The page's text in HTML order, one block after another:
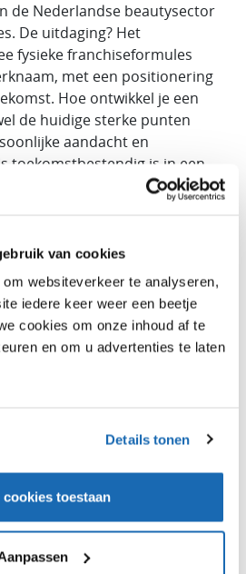
van cookies
websiteverkeer te analyseren,
iedere keer weer een beetje
cookies om onze inhoud af te
en om u advertenties te laten
Details tonen
cookies toestaan
de Nederlandse beautysector
De uitdaging? Het
fysieke franchiseformules
met een positionering
Hoe ontwikkel je een
de huidige sterke punten
aandacht en
toekomstbestendig is in een
En hoe doe je dit op een
door alle stakeholders: van
Hub ondersteund met
in nauwe co-creatie. Via
met de directie en
hebben we de strategische
en marktveranderingen
methodologie
gebruik van de Trendbundel-
drie essentiële elementen